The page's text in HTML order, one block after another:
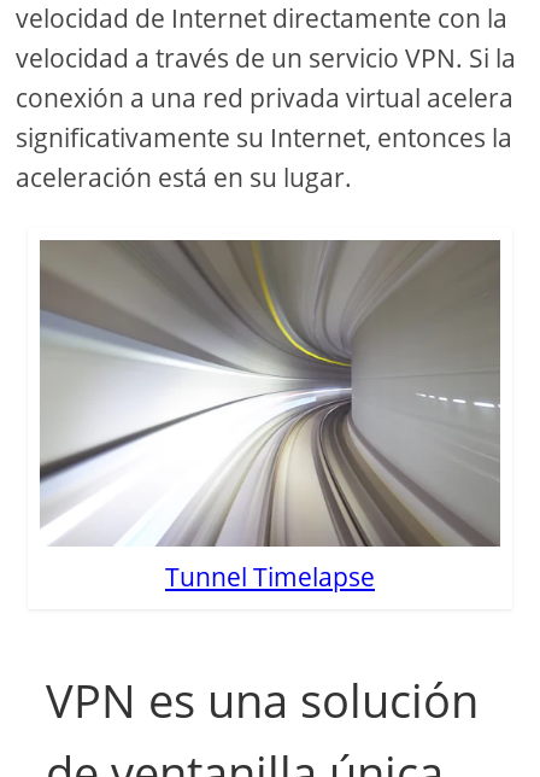
velocidad de Internet directamente con la
velocidad a través de un servicio VPN. Si la
conexión a una red privada virtual acelera
significativamente su Internet, entonces la
aceleración está en su lugar.
Tunnel Timelapse
VPN es una solución